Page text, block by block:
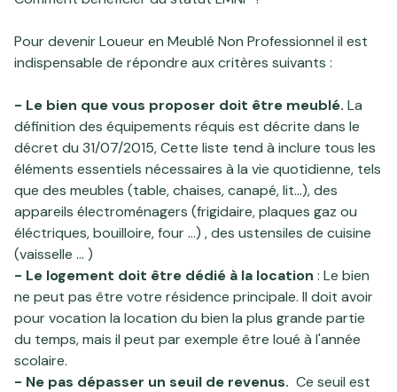
Pour devenir Loueur en Meublé Non Professionnel il est
indispensable de répondre aux critères suivants :
- Le bien que vous proposer doit être meublé. La
définition des équipements réquis est décrite dans le
décret du 31/07/2015, Cette liste tend à inclure tous les
éléments essentiels nécessaires à la vie quotidienne, tels
que des meubles (table, chaises, canapé, lit...), des
appareils électroménagers (frigidaire, plaques gaz ou
éléctriques, bouilloire, four ...) , des ustensiles de cuisine
(vaisselle ... )
- Le logement doit être dédié à la location : Le bien
ne peut pas être votre résidence principale. Il doit avoir
pour vocation la location du bien la plus grande partie
du temps, mais il peut par exemple être loué à l'année
scolaire.
- Ne pas dépasser un seuil de revenus. Ce seuil est